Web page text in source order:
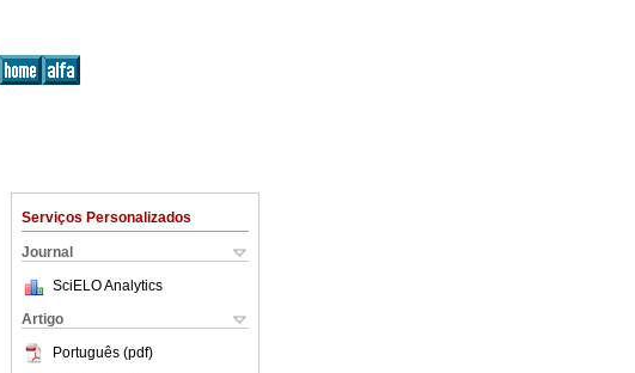
Serviços Personalizados
Journal
SciELO Analytics
Artigo
Português (pdf)